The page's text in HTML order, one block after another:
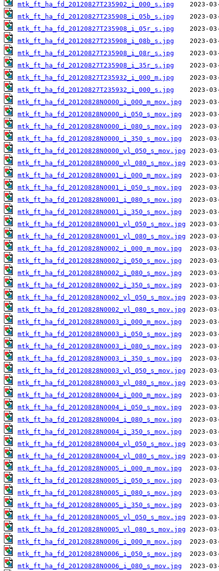
mtk_ft_ha_fd_20120827T235902_i_000_s.jpg
mtk_ft_ha_fd_20120827T235908_i_05b_s.jpg
mtk_ft_ha_fd_20120827T235908_i_05r_s.jpg
mtk_ft_ha_fd_20120827T235908_i_08b_s.jpg
mtk_ft_ha_fd_20120827T235908_i_08r_s.jpg
mtk_ft_ha_fd_20120827T235908_i_35r_s.jpg
mtk_ft_ha_fd_20120827T235932_i_000_m.jpg
mtk_ft_ha_fd_20120827T235932_i_000_s.jpg
mtk_ft_ha_fd_20120828N0000_i_000_m_mov.jpg
mtk_ft_ha_fd_20120828N0000_i_050_s_mov.jpg
mtk_ft_ha_fd_20120828N0000_i_080_s_mov.jpg
mtk_ft_ha_fd_20120828N0000_i_350_s_mov.jpg
mtk_ft_ha_fd_20120828N0000_vl_050_s_mov.jpg
mtk_ft_ha_fd_20120828N0000_vl_080_s_mov.jpg
mtk_ft_ha_fd_20120828N0001_i_000_m_mov.jpg
mtk_ft_ha_fd_20120828N0001_i_050_s_mov.jpg
mtk_ft_ha_fd_20120828N0001_i_080_s_mov.jpg
mtk_ft_ha_fd_20120828N0001_i_350_s_mov.jpg
mtk_ft_ha_fd_20120828N0001_vl_050_s_mov.jpg
mtk_ft_ha_fd_20120828N0001_vl_080_s_mov.jpg
mtk_ft_ha_fd_20120828N0002_i_000_m_mov.jpg
mtk_ft_ha_fd_20120828N0002_i_050_s_mov.jpg
mtk_ft_ha_fd_20120828N0002_i_080_s_mov.jpg
mtk_ft_ha_fd_20120828N0002_i_350_s_mov.jpg
mtk_ft_ha_fd_20120828N0002_vl_050_s_mov.jpg
mtk_ft_ha_fd_20120828N0002_vl_080_s_mov.jpg
mtk_ft_ha_fd_20120828N0003_i_000_m_mov.jpg
mtk_ft_ha_fd_20120828N0003_i_050_s_mov.jpg
mtk_ft_ha_fd_20120828N0003_i_080_s_mov.jpg
mtk_ft_ha_fd_20120828N0003_i_350_s_mov.jpg
mtk_ft_ha_fd_20120828N0003_vl_050_s_mov.jpg
mtk_ft_ha_fd_20120828N0003_vl_080_s_mov.jpg
mtk_ft_ha_fd_20120828N0004_i_000_m_mov.jpg
mtk_ft_ha_fd_20120828N0004_i_050_s_mov.jpg
mtk_ft_ha_fd_20120828N0004_i_080_s_mov.jpg
mtk_ft_ha_fd_20120828N0004_i_350_s_mov.jpg
mtk_ft_ha_fd_20120828N0004_vl_050_s_mov.jpg
mtk_ft_ha_fd_20120828N0004_vl_080_s_mov.jpg
mtk_ft_ha_fd_20120828N0005_i_000_m_mov.jpg
mtk_ft_ha_fd_20120828N0005_i_050_s_mov.jpg
mtk_ft_ha_fd_20120828N0005_i_080_s_mov.jpg
mtk_ft_ha_fd_20120828N0005_i_350_s_mov.jpg
mtk_ft_ha_fd_20120828N0005_vl_050_s_mov.jpg
mtk_ft_ha_fd_20120828N0005_vl_080_s_mov.jpg
mtk_ft_ha_fd_20120828N0006_i_000_m_mov.jpg
mtk_ft_ha_fd_20120828N0006_i_050_s_mov.jpg
mtk_ft_ha_fd_20120828N0006_i_080_s_mov.jpg